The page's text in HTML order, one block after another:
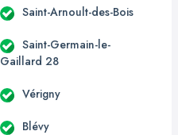
Saint-Arnoult-des-Bois
Saint-Germain-le-
Gaillard 28
Vérigny
Blévy